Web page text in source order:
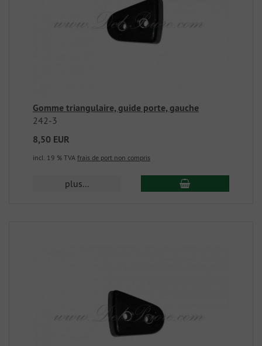
Gomme triangulaire, guide porte, gauche
242-3
8,50 EUR
incl. 19 % TVA frais de port non compris
plus...